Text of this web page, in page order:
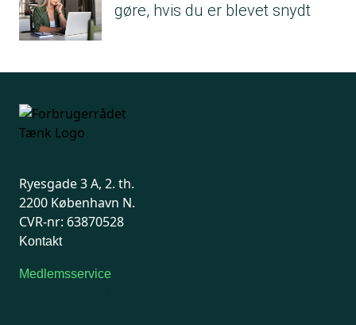
gøre, hvis du er blevet snydt
Ryesgade 3 A, 2. th.
2200 København N.
CVR-nr: 63870528
Kontakt
Medlemsservice